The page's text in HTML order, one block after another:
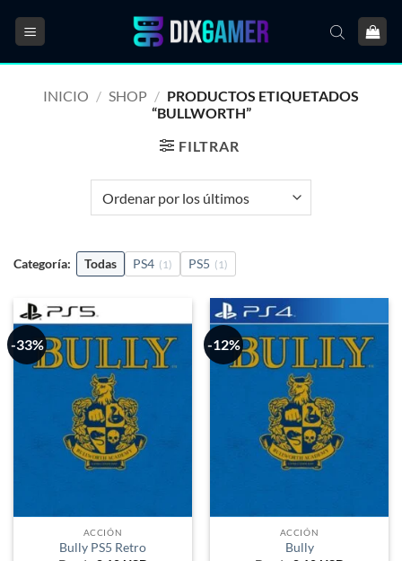
INICIO / SHOP / PRODUCTOS ETIQUETADOS
“BULLWORTH”
FILTRAR
Categoría: Todas PS4 (1) PS5 (1)
-33%
ACCIÓN
Bully PS5 Retro
-12%
ACCIÓN
Bully